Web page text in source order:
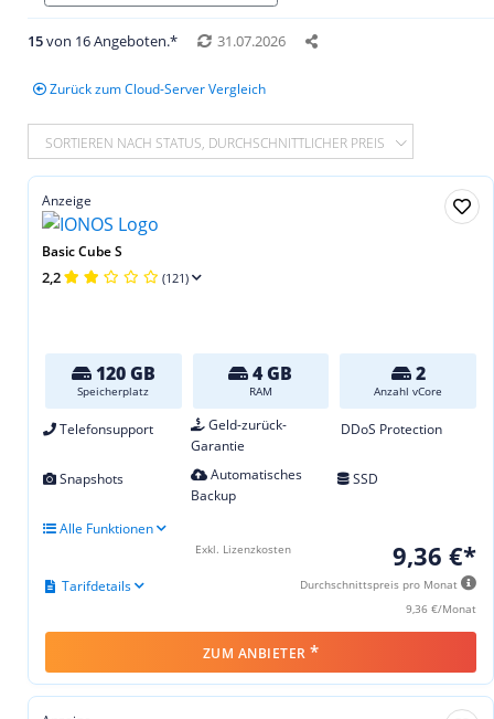
15von 16 Angeboten.* 31.07.2026
Zurück zum Cloud-Server Vergleich
SORTIEREN NACH STATUS, DURCHSCHNITTLICHER PREIS
Anzeige
Basic Cube S
2,2 (121)
120 GB
Speicherplatz
4 GB
RAM
2
Anzahl vCore
Telefonsupport
Geld-zurück-
Garantie
DDoS Protection
Snapshots
Automatisches
Backup
SSD
Alle Funktionen
9,36 €*
Durchschnittspreis pro Monat
9,36 €/Monat
Tarifdetails
Exkl. Lizenzkosten
ZUM ANBIETER *